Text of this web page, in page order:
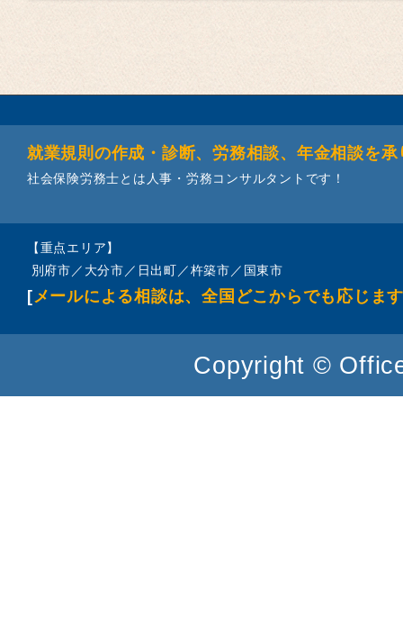
就業規則の作成・診断、労務相談、年金相談を承
社会保険労務士とは人事・労務コンサルタントです！
【重点エリア】
別府市／大分市／日出町／杵築市／国東市
[ メールによる相談は、全国どこからでも応じま
Copyright ©